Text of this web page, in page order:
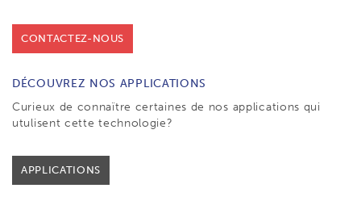
CONTACTEZ-NOUS
DÉCOUVREZ NOS APPLICATIONS
Curieux de connaïtre certaines de nos applications qui
utulisent cette technologie?
APPLICATIONS